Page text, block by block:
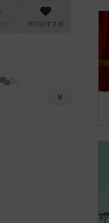
次のおすすめ
0）